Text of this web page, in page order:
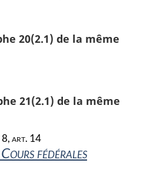
20(2.1) de la même
21(2.1) de la même
8, art. 14
fédérales